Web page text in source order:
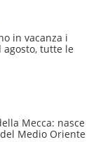
in vacanza i
tutte le
Mecca: nasce
Medio Oriente